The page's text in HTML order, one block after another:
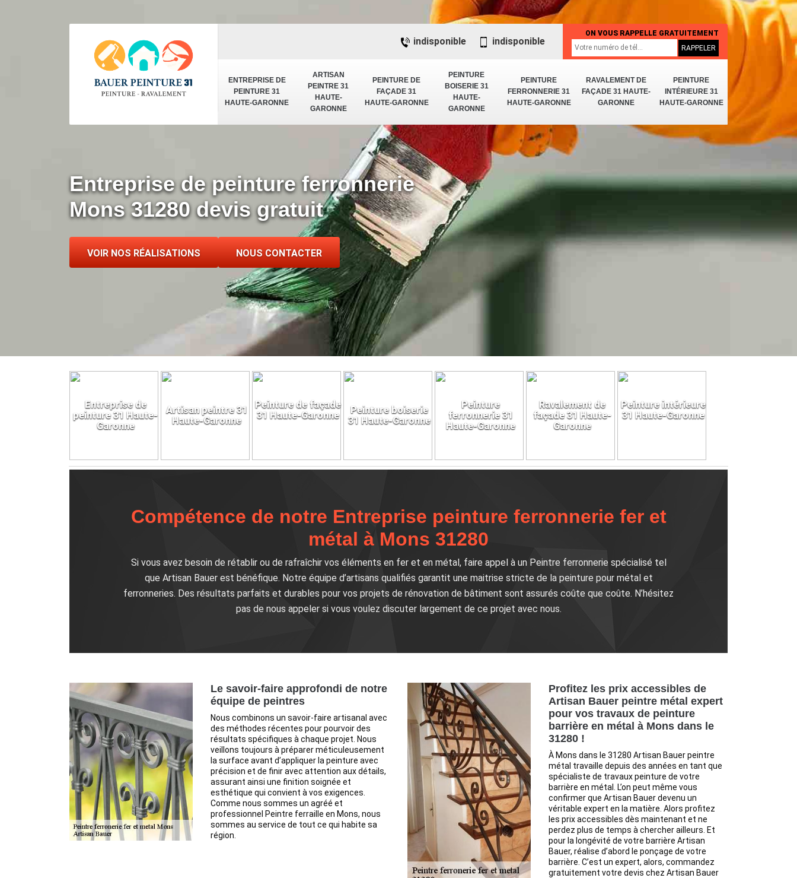
ENTREPRISE DE
PEINTURE 31
HAUTE-GARONNE
ARTISAN
PEINTRE 31
HAUTE-
GARONNE
PEINTURE DE
FAÇADE 31
HAUTE-GARONNE
PEINTURE
BOISERIE 31
HAUTE-
GARONNE
PEINTURE
FERRONNERIE 31
HAUTE-GARONNE
RAVALEMENT DE
FAÇADE 31 HAUTE-
GARONNE
PEINTURE
INTÉRIEURE 31
HAUTE-GARONNE
indisponible indisponible
ON VOUS RAPPELLE GRATUITEMENT
Entreprise de peinture ferronnerie
Mons 31280 devis gratuit
VOIR NOS RÉALISATIONS NOUS CONTACTER
Entreprise de
peinture 31 Haute-
Garonne
Artisan peintre 31
Haute-Garonne
Peinture de façade
31 Haute-Garonne
Peinture boiserie
31 Haute-Garonne
Peinture
ferronnerie 31
Haute-Garonne
Ravalement de
façade 31 Haute-
Garonne
Peinture intérieure
31 Haute-Garonne
Compétence de notre Entreprise peinture ferronnerie fer et
métal à Mons 31280
Si vous avez besoin de rétablir ou de rafraîchir vos éléments en fer et en métal, faire appel à un Peintre ferronnerie spécialisé tel
que Artisan Bauer est bénéfique. Notre équipe d’artisans qualifiés garantit une maitrise stricte de la peinture pour métal et
ferronneries. Des résultats parfaits et durables pour vos projets de rénovation de bâtiment sont assurés coûte que coûte. N’hésitez
pas de nous appeler si vous voulez discuter largement de ce projet avec nous.
Le savoir-faire approfondi de notre
équipe de peintres
Nous combinons un savoir-faire artisanal avec
des méthodes récentes pour pourvoir des
résultats spécifiques à chaque projet. Nous
veillons toujours à préparer méticuleusement
la surface avant d’appliquer la peinture avec
précision et de finir avec attention aux détails,
assurant ainsi une finition soignée et
esthétique qui convient à vos exigences.
Comme nous sommes un agréé et
professionnel Peintre ferraille en Mons, nous
sommes au service de tout ce qui habite sa
région.
Profitez les prix accessibles de
Artisan Bauer peintre métal expert
pour vos travaux de peinture
barrière en métal à Mons dans le
31280 !
À Mons dans le 31280 Artisan Bauer peintre
métal travaille depuis des années en tant que
spécialiste de travaux peinture de votre
barrière en métal. L’on peut même vous
confirmer que Artisan Bauer devenu un
véritable expert en la matière. Alors profitez
les prix accessibles dès maintenant et ne
perdez plus de temps à chercher ailleurs. Et
pour la longévité de votre barrière Artisan
Bauer, réalise d’abord le ponçage de votre
barrière. C’est un expert, alors, commandez
gratuitement votre devis chez Artisan Bauer